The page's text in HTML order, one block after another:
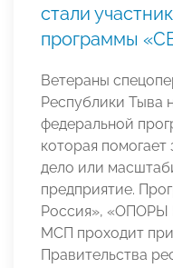
стали
программы
Ветераны
Республики Тыва
федеральной
которая помогает
дело или
предприятие.
Россия»,
МСП проходит
Правительства